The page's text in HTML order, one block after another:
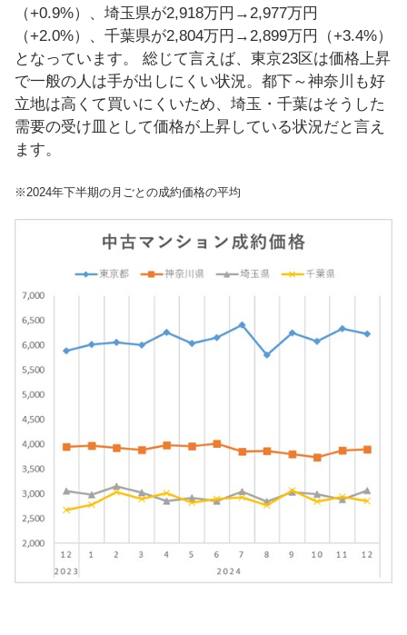
（+0.9%）、埼玉県が2,918万円→2,977万円
（+2.0%）、千葉県が2,804万円→2,899万円（+3.4%）
となっています。 総じて言えば、東京23区は価格上昇
で一般の人は手が出しにくい状況。都下～神奈川も好
立地は高くて買いにくいため、埼玉・千葉はそうした
需要の受け皿として価格が上昇している状況だと言え
ます。
※2024年下半期の月ごとの成約価格の平均